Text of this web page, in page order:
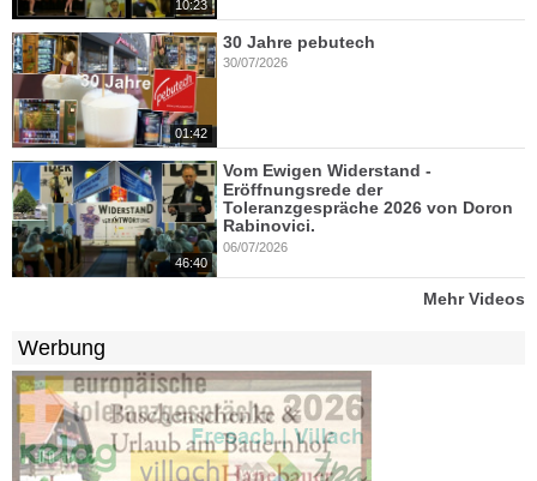
10:23
01:42
30 Jahre pebutech
30/07/2026
46:40
Vom Ewigen Widerstand -
Eröffnungsrede der
Toleranzgespräche 2026 von Doron
Rabinovici.
06/07/2026
Mehr Videos
Werbung